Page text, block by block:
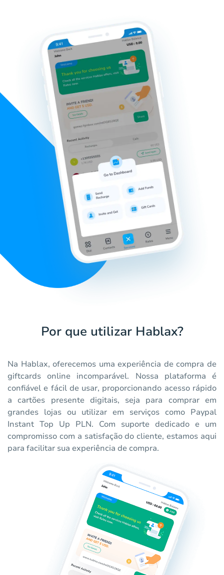
Por que utilizar Hablax?
Na Hablax, oferecemos uma experiência de compra de
giftcards online incomparável. Nossa plataforma é
confiável e fácil de usar, proporcionando acesso rápido
a cartões presente digitais, seja para comprar em
grandes lojas ou utilizar em serviços como Paypal
Instant Top Up PLN. Com suporte dedicado e um
compromisso com a satisfação do cliente, estamos aqui
para facilitar sua experiência de compra.